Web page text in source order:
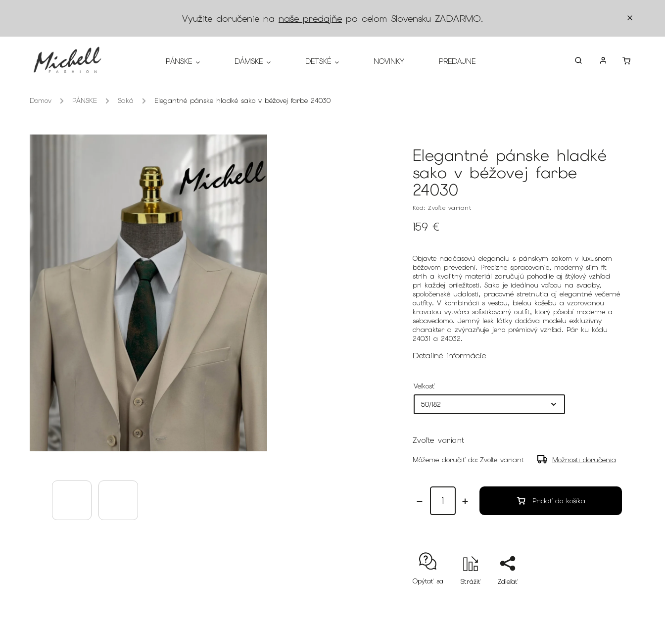
Využite doručenie na naše predajňe po celom Slovensku ZADARMO.
PÁNSKE DÁMSKE DETSKÉ NOVINKY PREDAJNE KONTAKTY
Domov / PÁNSKE / Saká / Elegantné pánske hladké sako v béžovej farbe 24030
Elegantné pánske hladké
sako v béžovej farbe
24030
Kód: Zvoľte variant
159 €
Objavte nadčasovú eleganciu s pánskym sakom v luxusnom
béžovom prevedení. Precízne spracovanie, moderný slim fit
strih a kvalitný materiál zaručujú pohodlie aj štýlový vzhľad
pri každej príležitosti. Sako je ideálnou voľbou na svadby,
spoločenské udalosti, pracovné stretnutia aj elegantné večerné
outfity. V kombinácii s vestou, bielou košeľou a vzorovanou
kravatou vytvára sofistikovaný outfit, ktorý pôsobí moderne a
sebavedomo. Jemný lesk látky dodáva modelu exkluzívny
charakter a zvýrazňuje jeho prémiový vzhľad. Pár ku kódu
24031 a 24032.
Detailné informácie
Veľkosť
Zvoľte variant
Môžeme doručiť do: Zvoľte variant Možnosti doručenia
Pridať do košíka
Opýtať sa Strážiť Zdieľať